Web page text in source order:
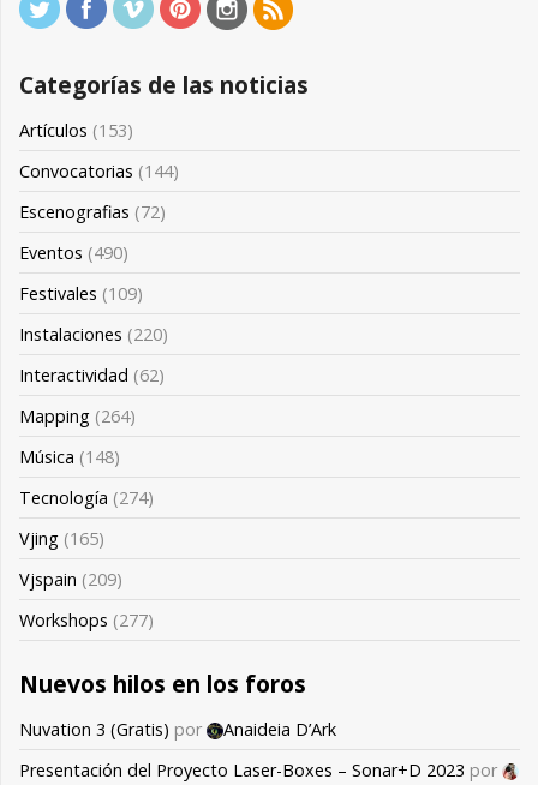
Categorías de las noticias
Artículos (153)
Convocatorias (144)
Escenografias (72)
Eventos (490)
Festivales (109)
Instalaciones (220)
Interactividad (62)
Mapping (264)
Música (148)
Tecnología (274)
Vjing (165)
Vjspain (209)
Workshops (277)
Nuevos hilos en los foros
Nuvation 3 (Gratis) por
Anaideia D’Ark
Presentación del Proyecto Laser-Boxes – Sonar+D 2023 por